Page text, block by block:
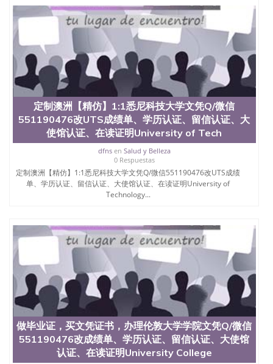
University）圣何塞州立大学学位证（San Jose State
University）圣何塞州立大学学位证（San Jose State
University）圣何塞州立大学学位证（San Jose State
University）圣何塞州立大学（San Jose State
University）圣何塞州立大学（San Jose State
University）圣何塞州立大学（San Jose State
University）圣何塞州立大学（San Jose State
University）圣何塞州立大学学位证（San Jose State
University）圣何塞州立大学学位证（San Jose State
University）圣何塞州立大学结业证（San Jose State
University）圣何塞州立大学结业证（San Jose State
University）圣何塞州立大学结业证（San Jose State
University）圣何塞州立大学学位证（San Jose State
University）圣何塞州立大学学位证（San Jose State
University）圣何塞州立大学学历证书（San Jose
State University）圣何塞州立大学学历证书（San
Jose State University）圣何塞州立大学学历证书
学学历 绩单购买学位证书/澳洲读本科硕士做文凭/购
买澳洲大学毕业证成绩单假文凭学历
offieUniversityofSouthernQueensland 澳洲读书未毕
业找人做文凭学位qq微信551190476澳洲读CQU中央
昆士兰大学学历成绩单购买学位证书/澳洲读本科硕
士做文凭/购买澳洲大学毕业证成绩单假文凭学历办
理CU Boulder//文凭//Q/微信551190476制作科罗拉多
大学波尔得分校成绩单、学历认证、在读证明
University of Colorado Boulder
定制澳洲【精仿】1:1悉尼科技大学文凭Q/微信
551190476改UTS成绩单、学历认证、留信认证、大
使馆认证、在读证明University of Tech
dfnsen Salud y Belleza
0 Respuestas
定制澳洲【精仿】1:1悉尼科技大学文凭Q/微信551190476改UTS成绩
单、学历认证、留信认证、大使馆认证、在读证明University of
Technology...
做毕业证，买文凭证书，办理伦敦大学学院文凭Q/微信
551190476改成绩单、学历认证、留信认证、大使馆
认证、在读证明University College